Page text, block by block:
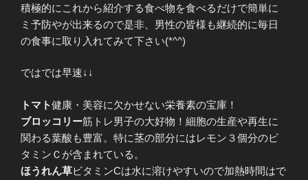
積極的にこれから紹介する食べ物を食べるだけで簡単に
ミ予防やが出来るので是非、男性の皆様も継続的に毎日
の食事に取り入れてみて下さい(*^^)
ではでは早速↓↓
トマト健康・美容に欠かせない栄養素の宝庫！
ブロッコリー筋トレ男子の大好物！細胞の生産や再生に
関わる葉酸も豊富。特に茎の部分にはレモン３個分のビ
タミンＣが含まれている。
ほうれん草ビタミンCは水に溶けやすいので加熱時間はで